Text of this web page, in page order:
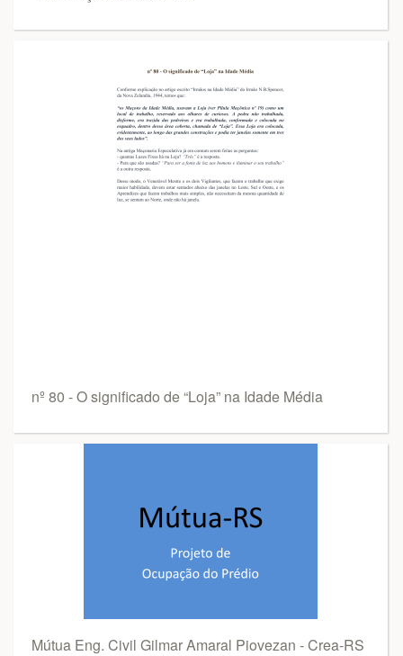
nº 80 - O significado de “Loja” na Idade Média
Mútua Eng. Civil Gilmar Amaral Piovezan - Crea-RS